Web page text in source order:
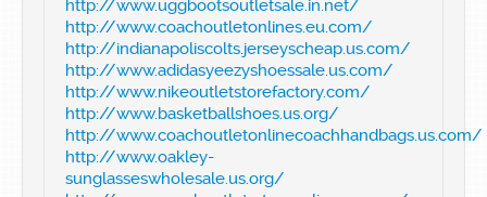
http://www.uggbootsoutletsale.in.net/
http://www.coachoutletonlines.eu.com/
http://indianapoliscolts.jerseyscheap.us.com/
http://www.adidasyeezyshoessale.us.com/
http://www.nikeoutletstorefactory.com/
http://www.basketballshoes.us.org/
http://www.coachoutletonlinecoachhandbags.us.com/
http://www.oakley-
sunglasseswholesale.us.org/